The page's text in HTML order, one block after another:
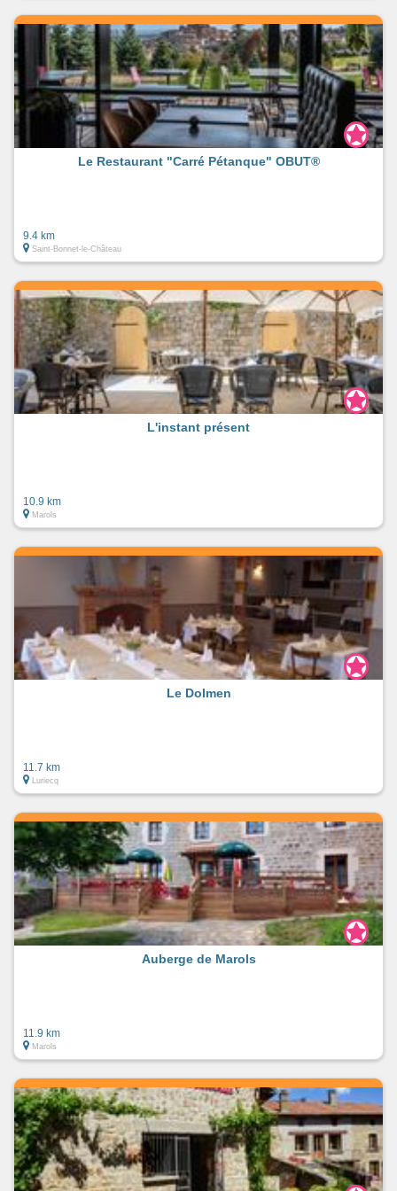
Mardi matin : Usson en Forez et Saint Jean Soleymieux.
Vendredi matin : Saint Bonnet le Château.
Samedi matin : Craponne sur Arzon.
Dimanche matin : Usson en Forez et Saint Maurice en
Gourgois.
Le Restaurant "Carré Pétanque" OBUT®
9.4 km
Saint-Bonnet-le-Château
L'instant présent
10.9 km
Marols
Le Dolmen
11.7 km
Luriecq
Auberge de Marols
11.9 km
Marols